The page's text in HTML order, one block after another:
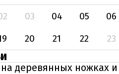
03 04 05 06
20 21 22 23
деревянных ножках